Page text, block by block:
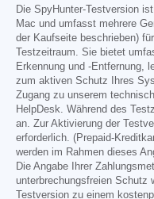
Die SpyHunter-Testversion
Mac und umfasst mehrere
der Kaufseite beschrieben)
Testzeitraum. Sie bietet
Erkennung und -Entfernung,
zum aktiven Schutz Ihres
Zugang zu unserem
HelpDesk. Während des
an. Zur Aktivierung der
erforderlich. (Prepaid-
werden im Rahmen dieses
Die Angabe Ihrer
unterbrechungsfreien Schutz
Testversion zu einem